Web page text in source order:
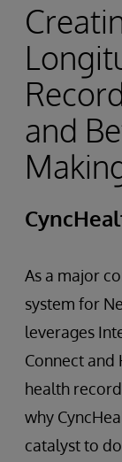
and
As a major
system for
leverages
Connect
health
why
catalyst to